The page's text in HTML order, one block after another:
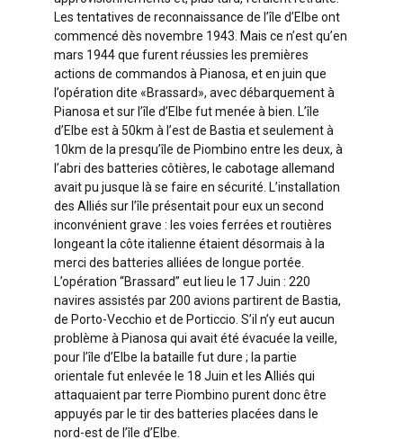
Les tentatives de reconnaissance de l’île d’Elbe ont
commencé dès novembre 1943. Mais ce n’est qu’en
mars 1944 que furent réussies les premières
actions de commandos à Pianosa, et en juin que
l’opération dite «Brassard», avec débarquement à
Pianosa et sur l’île d’Elbe fut menée à bien. L’île
d’Elbe est à 50km à l’est de Bastia et seulement à
10km de la presqu’île de Piombino entre les deux, à
l’abri des batteries côtières, le cabotage allemand
avait pu jusque là se faire en sécurité. L’installation
des Alliés sur l’île présentait pour eux un second
inconvénient grave : les voies ferrées et routières
longeant la côte italienne étaient désormais à la
merci des batteries alliées de longue portée.
L’opération “Brassard” eut lieu le 17 Juin : 220
navires assistés par 200 avions partirent de Bastia,
de Porto-Vecchio et de Porticcio. S’il n’y eut aucun
problème à Pianosa qui avait été évacuée la veille,
pour l’île d’Elbe la bataille fut dure ; la partie
orientale fut enlevée le 18 Juin et les Alliés qui
attaquaient par terre Piombino purent donc être
appuyés par le tir des batteries placées dans le
nord-est de l’île d’Elbe.